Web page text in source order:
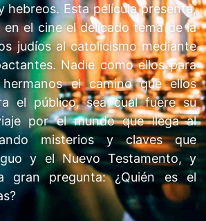
hebreos. Esta película presenta,
el cine el delicado tema de la
judíos al catolicismo mediante
Nadie como ellos para
el camino que ellos
el público, sea cual fuere su
por el mundo que llega al
misterios y claves que
y el Nuevo Testamento, y
gran pregunta: ¿Quién es el